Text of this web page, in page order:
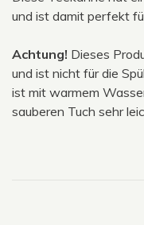
und ist damit perfekt
Achtung! Dieses
und ist nicht für die
ist mit warmem
sauberen Tuch sehr